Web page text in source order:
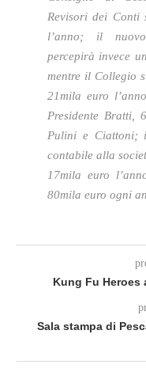
Revisori dei Conti
l’anno; il
percepirà invece
mentre il Collegio
21mila euro
Presidente Bratti,
Pulini e Ciattoni;
contabile alla
17mila euro
80mila euro ogni
Kung Fu Heroes
Sala stampa di